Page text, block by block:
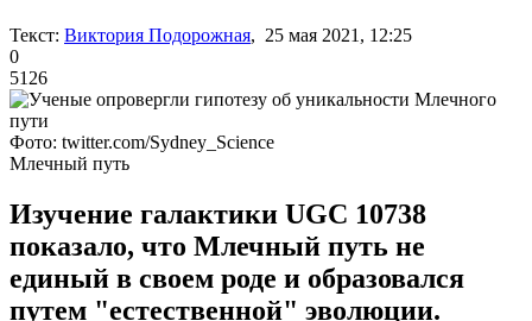
Текст: Виктория Подорожная, 25 мая 2021, 12:25
0
5126
Фото: twitter.com/Sydney_Science
Млечный путь
Изучение галактики UGC 10738
показало, что Млечный путь не
единый в своем роде и образовался
путем "естественной" эволюции.